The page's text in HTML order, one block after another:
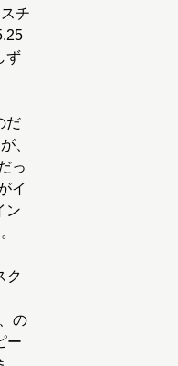
チ
ず
だ
、
っ
イ
ン
ク
の
ー